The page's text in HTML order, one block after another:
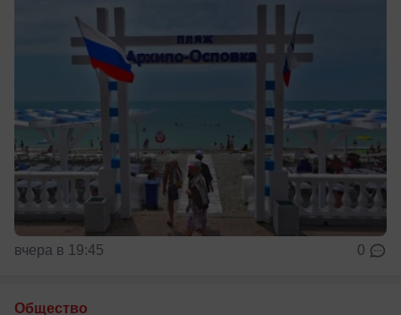
вчера в 19:45 0
Общество